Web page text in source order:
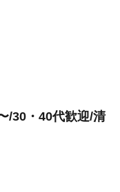
/30・40代歓迎/清